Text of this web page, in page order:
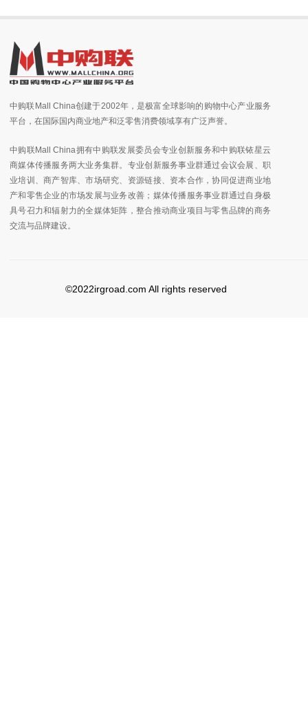
中购联Mall China创建于2002年，是极富全球影响的购物中心产业服务
平台，在国际国内商业地产和泛零售消费领域享有广泛声誉。
中购联Mall China拥有中购联发展委员会专业创新服务和中购联铱星云
商媒体传播服务两大业务集群。专业创新服务事业群通过会议会展、职
业培训、商产智库、市场研究、资源链接、资本合作，协同促进商业地
产和零售企业的市场发展与业务改善；媒体传播服务事业群通过自身极
具号召力和辐射力的全媒体矩阵，整合推动商业项目与零售品牌的商务
交流与品牌建设。
©2022irgroad.com All rights reserved